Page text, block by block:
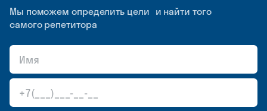
Мы поможем определить цели и найти того
самого репетитора